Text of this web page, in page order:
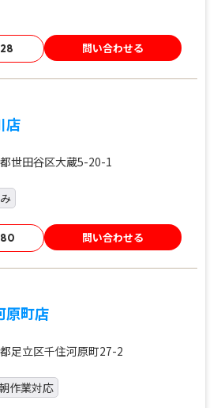
問い合わせる
店
世田谷区大蔵5-20-1
問い合わせる
原町店
足立区千住河原町27-2
作業対応